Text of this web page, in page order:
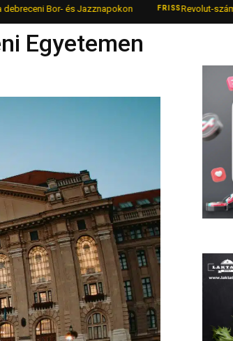
Bor- és Jazznapokon FRISS Revolut-számlán fialt
Egyetemen